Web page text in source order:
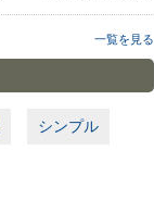
一覧を見る
シンプル